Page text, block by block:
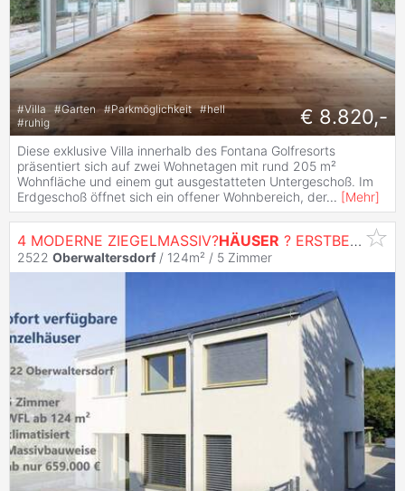
#Villa #Garten #Parkmöglichkeit #hell
#ruhig € 8.820,-
Diese exklusive Villa innerhalb des Fontana Golfresorts
präsentiert sich auf zwei Wohnetagen mit rund 205 m²
Wohnfläche und einem gut ausgestatteten Untergeschoß. Im
Erdgeschoß öffnet sich ein offener Wohnbereich, der... [Mehr]
4 MODERNE ZIEGELMASSIV?HÄUSER ? ERSTBEZUG
2522 Oberwaltersdorf / 124m² / 5 Zimmer